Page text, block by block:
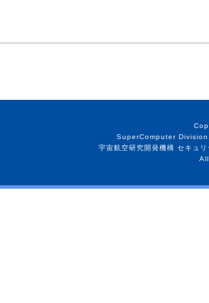
SuperComputer
宇宙航空研究開発機構 セキュ